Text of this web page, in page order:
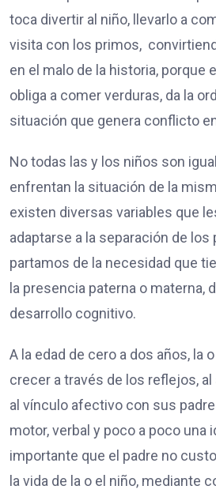
toca divertir al niño, llevarlo a
visita con los primos,
en el malo de la historia, porque
obliga a comer verduras, da la
situación que genera conflicto
No todas las y los niños son
enfrentan la situación de la
existen diversas variables que
adaptarse a la separación de los
partamos de la necesidad que
la presencia paterna o materna,
desarrollo cognitivo.
A la edad de cero a dos años, la
crecer a través de los reflejos, al
al vínculo afectivo con sus
motor, verbal y poco a poco una
importante que el padre no
la vida de la o el niño, mediante